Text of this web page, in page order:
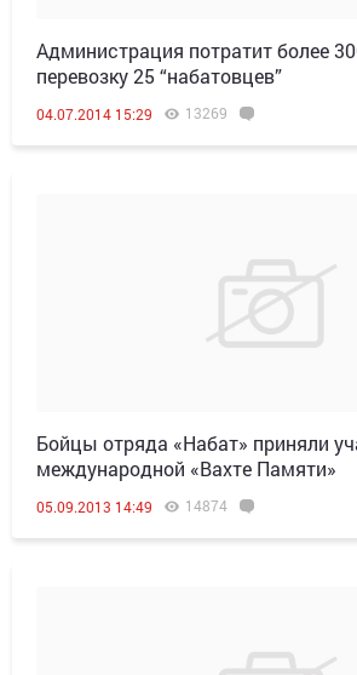
Администрация потратит более
перевозку 25 “набатовцев”
04.07.2014 15:29 13269
Бойцы отряда «Набат» приняли
международной «Вахте Памяти»
05.09.2013 14:49 14874